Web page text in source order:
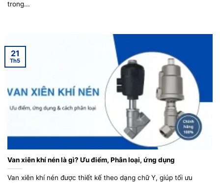
trong...
Van xiên khí nén là gì? Ưu điểm, Phân loại, ứng dụng
Van xiên khí nén được thiết kế theo dạng chữ Y, giúp tối ưu
21
Th5